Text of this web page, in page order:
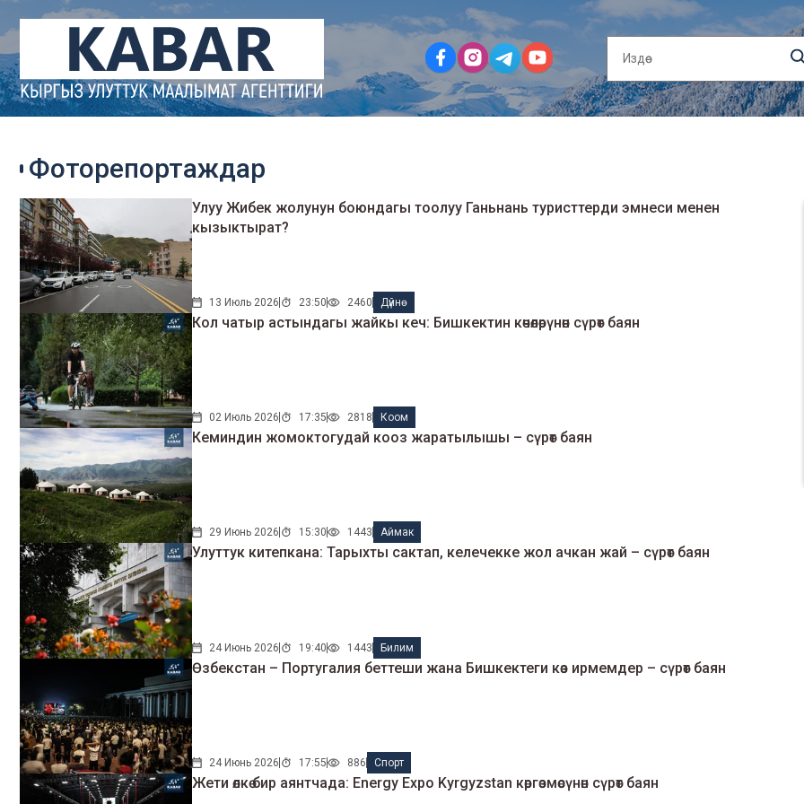
Фоторепортаждар
Улуу Жибек жолунун боюндагы тоолуу Ганьнань туристтерди эмнеси менен
кызыктырат?
13 Июль 2026 23:50 2460 Дүйнө
Кол чатыр астындагы жайкы кеч: Бишкектин көчөлөрүнөн сүрөт баян
02 Июль 2026 17:35 2818 Коом
Кеминдин жомоктогудай кооз жаратылышы – сүрөт баян
29 Июнь 2026 15:30 1443 Аймак
Улуттук китепкана: Тарыхты сактап, келечекке жол ачкан жай – сүрөт баян
24 Июнь 2026 19:40 1443 Билим
Өзбекстан – Португалия беттеши жана Бишкектеги көз ирмемдер – сүрөт баян
24 Июнь 2026 17:55 886 Спорт
Жети өлкө бир аянтчада: Energy Expo Kyrgyzstan көргөзмөсүнөн сүрөт баян